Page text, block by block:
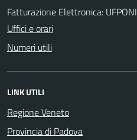
Fatturazione Elettronica: UFPONI
Uffici e orari
Numeri utili
LINK UTILI
Regione Veneto
Provincia di Padova